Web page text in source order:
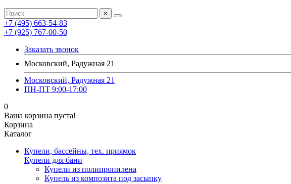
×
+7 (495) 663-54-83
+7 (925) 767-00-50
Заказать звонок
Московский, Радужная 21
Московский, Радужная 21
ПН-ПТ 9:00-17:00
0
Ваша корзина пуста!
Корзина
Каталог
Купели, бассейны, тех. приямок
Купели для бани
Купели из полипропилена
Купель из композита под засыпку